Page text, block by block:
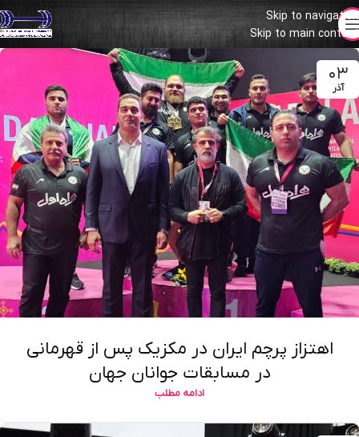
Skip to navigation
Skip to main content
۰۳
آذر
اهتزاز پرچم ایران در مکزیک پس از قهرمانی
در مسابقات جوانان جهان
ادامه مطلب